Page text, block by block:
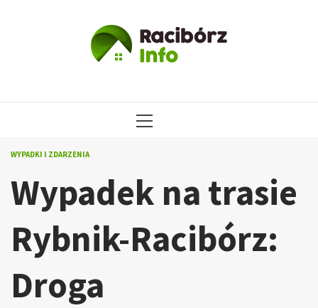
MENU
WYPADKI I ZDARZENIA
Wypadek na trasie
Rybnik-Racibórz:
Droga